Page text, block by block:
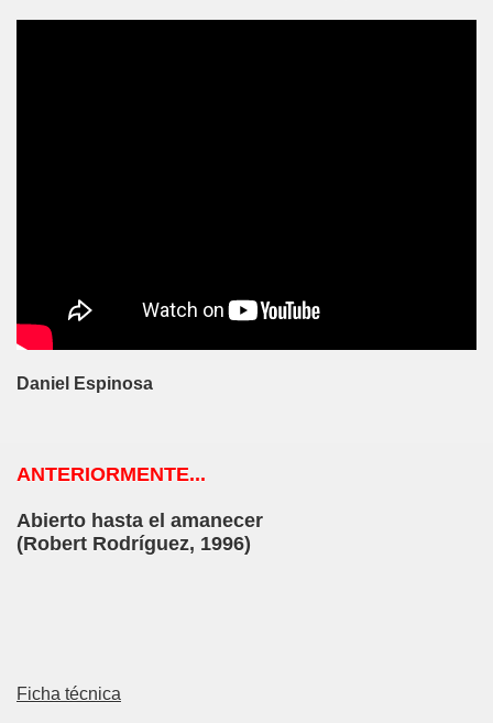
Daniel Espinosa
ANTERIORMENTE...
Abierto hasta el amanecer
(Robert Rodríguez, 1996)
Ficha técnica